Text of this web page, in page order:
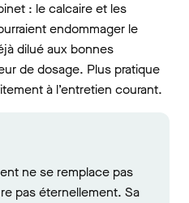
: le calcaire et les
endommager le
dilué aux bonnes
de dosage. Plus pratique
à l’entretien courant.
ne se remplace pas
pas éternellement. Sa